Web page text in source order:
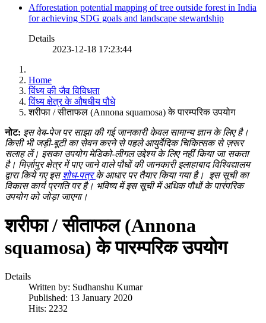
Afforestation potential mapping of tree outside forest in India
for achieving SDG goals and landscape stewardship
Details
2023-12-18 17:23:44
Home
विंध्य की जैव विविधता
विंध्य क्षेत्र के औषधीय पौधे
शरीफा / सीताफल (Annona squamosa) के पारम्परिक उपयोग
नोट: इस वेब-पेज पर साझा की गई जानकारी केवल सामान्य ज्ञान के लिए है।
किसी भी जड़ी-बूटी का सेवन करने से पहले आयुर्वेदिक चिकित्सक से ज़रूर
सलाह लें। इसका उपयोग मेडिको-लीगल उद्देश्य के लिए नहीं किया जा सकता
है। मिर्ज़ापुर क्षेत्र में पाए जाने वाले पौधों की जानकारी इलाहाबाद विश्विद्यालय
द्वारा किये गए इसशोध-पत्रके आधार पर तैयार किया गया है। इस सूची का
विकास कार्य प्रगति पर है। भविष्य में इस सूची में अधिक पौधों के पारंपरिक
उपयोग को जोड़ा जाएगा।
शरीफा / सीताफल (Annona
squamosa) के पारम्परिक उपयोग
Details
Written by: Sudhanshu Kumar
Published: 13 January 2020
Hits: 2232